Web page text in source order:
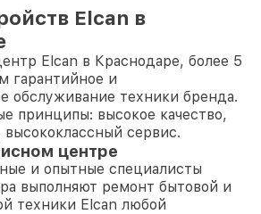
Elcan в
Elcan в Краснодаре, более 5
гарантийное и
обслуживание техники бренда.
принципы: высокое качество,
сервис.
центре
и опытные специалисты
выполняют ремонт бытовой и
техники Elcan любой